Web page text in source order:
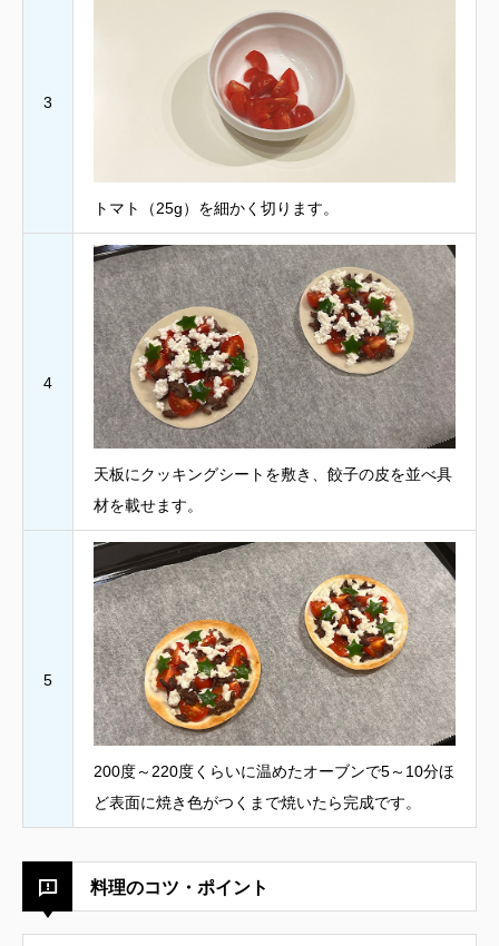
3
トマト（25g）を細かく切ります。
4
天板にクッキングシートを敷き、餃子の皮を並べ具
材を載せます。
5
200度～220度くらいに温めたオーブンで5～10分ほ
ど表面に焼き色がつくまで焼いたら完成です。
料理のコツ・ポイント